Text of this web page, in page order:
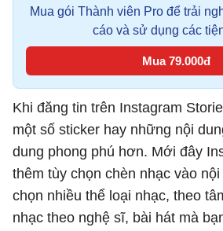
Mua gói Thành viên Pro để trải
cáo và sử dụng các
Mua 79.000đ
Khi đăng tin trên Instagram
một số sticker hay những nội
dung phong phú hơn. Mới đây
thêm tùy chọn chèn nhạc vào
chọn nhiều thể loại nhạc, theo
nhạc theo nghệ sĩ, bài hát mà